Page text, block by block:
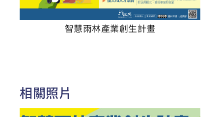
智慧雨林產業創生計畫
相關照片